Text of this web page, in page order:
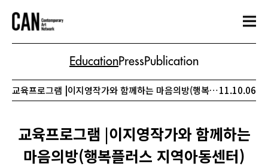
EducationPressPublication
교육프로그램 |이지영작가와 함께하는 마음의방(행복플러스 지역아동센터)11.10.06
교육프로그램 |이지영작가와 함께하는
마음의방(행복플러스 지역아동센터)